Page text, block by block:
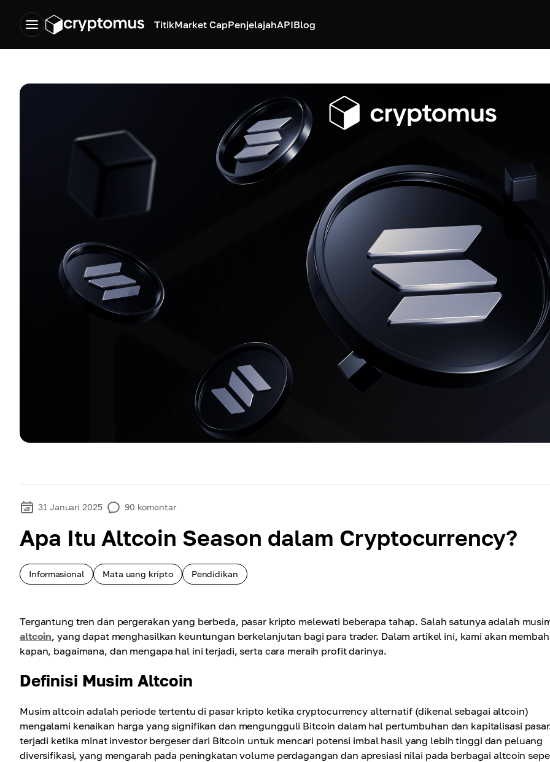
TitikMarket CapPenjelajahAPIBlog
31 Januari 2025 90 komentar
Apa Itu Altcoin Season dalam Cryptocurrency?
Informasional Mata uang kripto Pendidikan
Tergantung tren dan pergerakan yang berbeda, pasar kripto melewati beberapa tahap. Salah satunya adalah
altcoin, yang dapat menghasilkan keuntungan berkelanjutan bagi para trader. Dalam artikel ini, kami akan
kapan, bagaimana, dan mengapa hal ini terjadi, serta cara meraih profit darinya.
Definisi Musim Altcoin
Musim altcoin adalah periode tertentu di pasar kripto ketika cryptocurrency alternatif (dikenal sebagai altcoin)
mengalami kenaikan harga yang signifikan dan mengungguli Bitcoin dalam hal pertumbuhan dan kapitalisasi
terjadi ketika minat investor bergeser dari Bitcoin untuk mencari potensi imbal hasil yang lebih tinggi dan peluang
diversifikasi, yang mengarah pada peningkatan volume perdagangan dan apresiasi nilai pada berbagai altcoin